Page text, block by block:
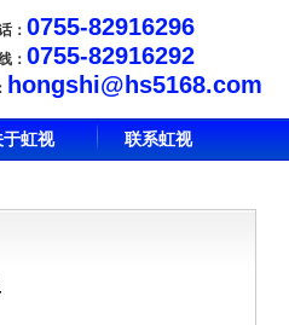
： 0755-82916296
： 0755-82916292
hongshi@hs5168.com
于虹视 联系虹视